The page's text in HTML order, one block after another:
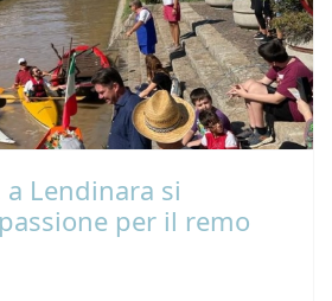
Lendinara si
per il remo